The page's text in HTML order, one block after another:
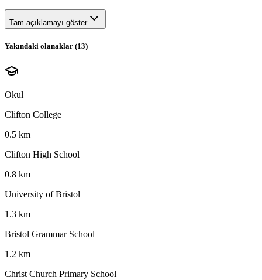
Tam açıklamayı göster
Yakındaki olanaklar (13)
Okul
Clifton College
0.5 km
Clifton High School
0.8 km
University of Bristol
1.3 km
Bristol Grammar School
1.2 km
Christ Church Primary School